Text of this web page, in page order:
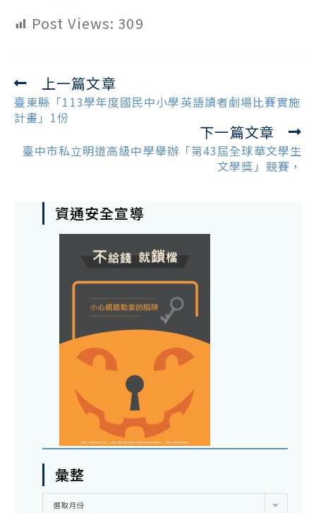
Post Views: 309
Read
more
articles
上一篇文章
臺東縣「113學年度國民中小學英語讀者劇場比賽實施
計畫」1份
下一篇文章
臺中市私立明道高級中學舉辦「第43屆全球華文學生
文學獎」競賽，
資通安全宣導
彙整
彙
選取月份